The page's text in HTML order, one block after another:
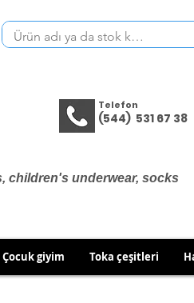
Telefon
(544) 531 67 38
children's underwear, socks
Çocuk giyim Toka çeşitleri